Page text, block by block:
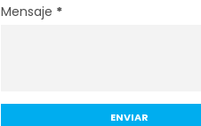
Mensaje *